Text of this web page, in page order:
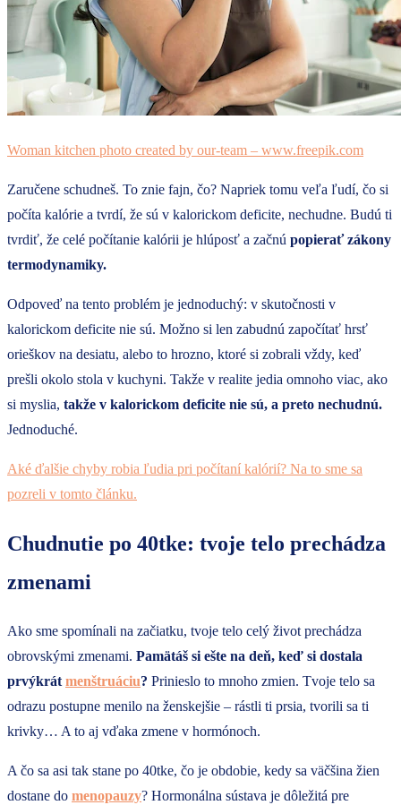
Woman kitchen photo created by our-team – www.freepik.com
Zaručene schudneš. To znie fajn, čo? Napriek tomu veľa ľudí, čo si
počíta kalórie a tvrdí, že sú v kalorickom deficite, nechudne. Budú ti
tvrdiť, že celé počítanie kalórii je hlúposť a začnú popierať zákony
termodynamiky.
Odpoveď na tento problém je jednoduchý: v skutočnosti v
kalorickom deficite nie sú. Možno si len zabudnú započítať hrsť
orieškov na desiatu, alebo to hrozno, ktoré si zobrali vždy, keď
prešli okolo stola v kuchyni. Takže v realite jedia omnoho viac, ako
si myslia, takže v kalorickom deficite nie sú, a preto nechudnú.
Jednoduché.
Aké ďalšie chyby robia ľudia pri počítaní kalórií? Na to sme sa
pozreli v tomto článku.
Chudnutie po 40tke: tvoje telo prechádza
zmenami
Ako sme spomínali na začiatku, tvoje telo celý život prechádza
obrovskými zmenami. Pamätáš si ešte na deň, keď si dostala
prvýkrátmenštruáciu? Prinieslo to mnoho zmien. Tvoje telo sa
odrazu postupne menilo na ženskejšie – rástli ti prsia, tvorili sa ti
krivky… A to aj vďaka zmene v hormónoch.
A čo sa asi tak stane po 40tke, čo je obdobie, kedy sa väčšina žien
dostane do menopauzy? Hormonálna sústava je dôležitá pre